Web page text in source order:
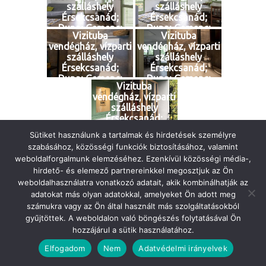
waterfront;
guesthouse;
fishing;
waterfront;
guesthouse;
fishing;
szálláshely
Érsekcsanád;
Duna; Gemenc;
Magyarország;
Hungary;
waterfront;
guesthouse;
fishing;
szálláshely
Érsekcsanád;
Duna; Gemenc;
Magyarország;
Hungary;
waterfront;
guesthouse;
fishing;
Vizituba
vendégház, vízparti
szálláshely
Érsekcsanád;
Duna; Gemenc;
Magyarország;
Hungary;
waterfront;
guesthouse;
fishing;
Vizituba
vendégház, vízparti
szálláshely
Érsekcsanád;
Duna; Gemenc;
Magyarország;
Hungary;
waterfront;
guesthouse;
fishing;
Vizituba
vendégház, vízparti
szálláshely
Érsekcsanád;
Duna; Gemenc;
Magyarország;
Hungary;
waterfront;
guesthouse;
fishing;
2022 - 2023 | VIZITUBA.HU
MADE BY: ZDNSK
Sütiket használunk a tartalmak és hirdetések személyre
szabásához, közösségi funkciók biztosításához, valamint
weboldalforgalmunk elemzéséhez. Ezenkívül közösségi média-,
hirdető- és elemező partnereinkkel megosztjuk az Ön
weboldalhasználatra vonatkozó adatait, akik kombinálhatják az
adatokat más olyan adatokkal, amelyeket Ön adott meg
számukra vagy az Ön által használt más szolgáltatásokból
gyűjtöttek. A weboldalon való böngészés folytatásával Ön
hozzájárul a sütik használatához.
Elfogadom
Nem Adatvédelmi irányelvek